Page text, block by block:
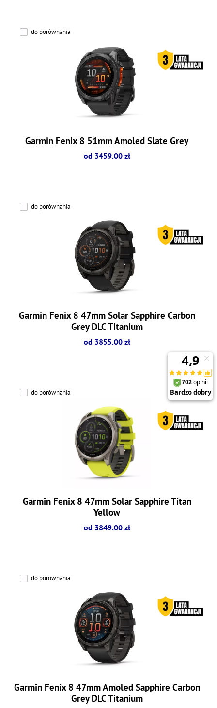
do porównania
Garmin Fenix 8 51mm Amoled Slate Grey
od 3459.00 zł
do porównania
Garmin Fenix 8 47mm Solar Sapphire Carbon
Grey DLC Titanium
od 3855.00 zł
do porównania
Garmin Fenix 8 47mm Solar Sapphire Titan
Yellow
od 3849.00 zł
do porównania
Garmin Fenix 8 47mm Amoled Sapphire Carbon
Grey DLC Titanium